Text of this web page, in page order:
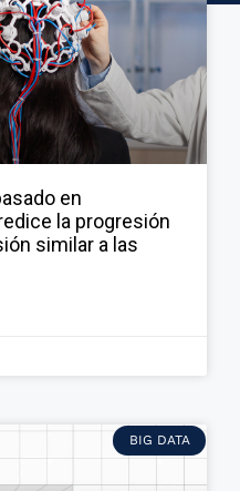
en
la progresión
similar a las
BIG DATA